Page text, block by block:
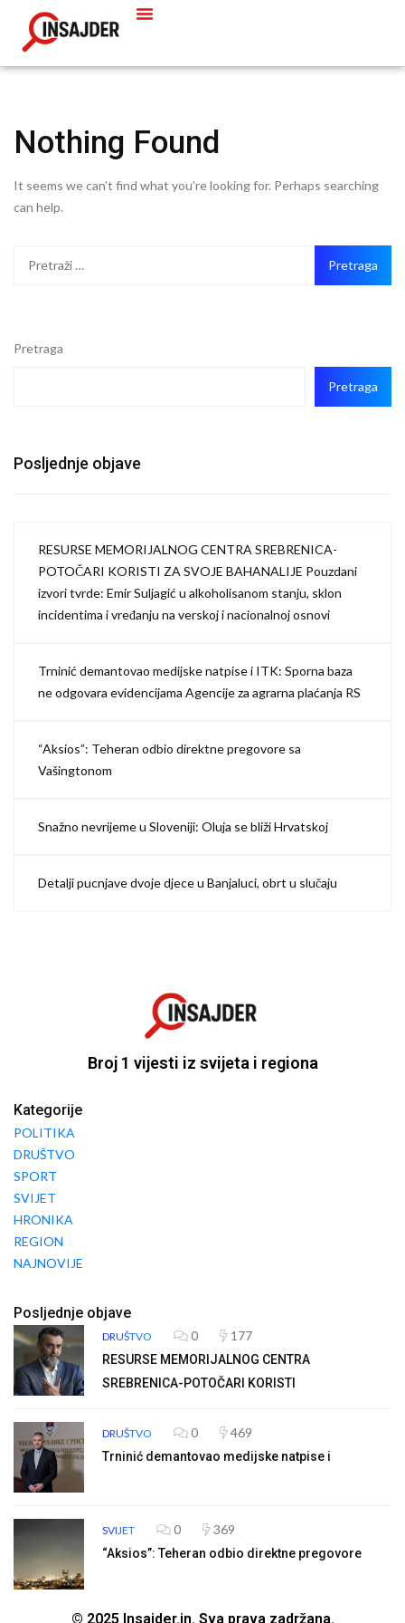
Nothing Found
It seems we can’t find what you’re looking for. Perhaps searching
can help.
Pretraga
Pretraga
Posljednje objave
RESURSE MEMORIJALNOG CENTRA SREBRENICA-
POTOČARI KORISTI ZA SVOJE BAHANALIJE Pouzdani
izvori tvrde: Emir Suljagić u alkoholisanom stanju, sklon
incidentima i vređanju na verskoj i nacionalnoj osnovi
Trninić demantovao medijske natpise i ITK: Sporna baza
ne odgovara evidencijama Agencije za agrarna plaćanja RS
“Aksios”: Teheran odbio direktne pregovore sa
Vašingtonom
Snažno nevrijeme u Sloveniji: Oluja se bliži Hrvatskoj
Detalji pucnjave dvoje djece u Banjaluci, obrt u slučaju
Broj 1 vijesti iz svijeta i regiona
Kategorije
POLITIKA
DRUŠTVO
SPORT
SVIJET
HRONIKA
REGION
NAJNOVIJE
Posljednje objave
DRUŠTVO 0 177
RESURSE MEMORIJALNOG CENTRA
SREBRENICA-POTOČARI KORISTI
DRUŠTVO 0 469
Trninić demantovao medijske natpise i
SVIJET 0 369
“Aksios”: Teheran odbio direktne pregovore
© 2025 Insajder.in. Sva prava zadržana.